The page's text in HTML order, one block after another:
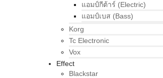
แอมป์กีต้าร์ (Electric)
แอมป์เบส (Bass)
Korg
Tc Electronic
Vox
Effect
Blackstar